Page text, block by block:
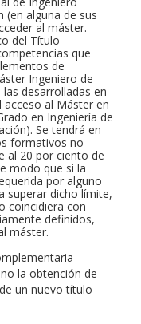
(en alguna de sus
al máster.
del Título
que
de
Ingeniero de
desarrolladas en
al Máster en
en Ingeniería de
Se tendrá en
formativos no
al 20 por ciento de
modo que si la
por alguno
superar dicho límite,
coincidiera con
definidos,
máster.
la obtención de
un nuevo título